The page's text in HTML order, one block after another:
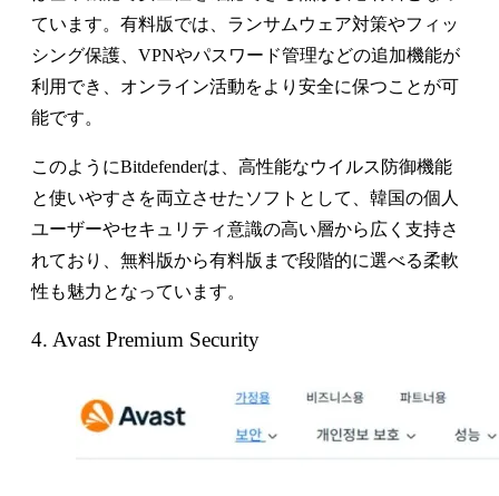
ています。有料版では、ランサムウェア対策やフィッ
シング保護、VPNやパスワード管理などの追加機能が
利用でき、オンライン活動をより安全に保つことが可
能です。
このようにBitdefenderは、高性能なウイルス防御機能
と使いやすさを両立させたソフトとして、韓国の個人
ユーザーやセキュリティ意識の高い層から広く支持さ
れており、無料版から有料版まで段階的に選べる柔軟
性も魅力となっています。
4. Avast Premium Security